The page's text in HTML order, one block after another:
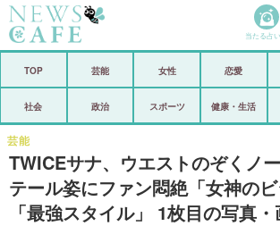
政治
芸能 スポーツ
恋愛 ビックリ
当たる占
TOP 芸能 女性 恋愛
社会 政治 スポーツ 健康・生活
TWICEサナ、ウエストのぞくノ
テール姿にファン悶絶「女神のビ
「最強スタイル」 1枚目の写真
芸能